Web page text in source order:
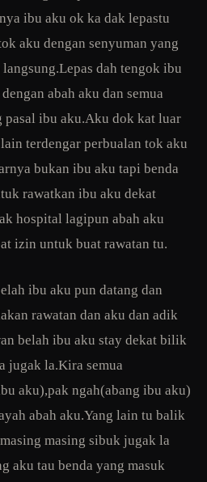
ibu aku ok ka dak lepastu
aku dengan senyuman yang
dah tengok ibu
abah aku dan semua
pasal ibu aku.Aku dok kat luar
terdengar perbualan tok aku
bukan ibu aku tapi benda
rawatkan ibu aku dekat
hospital lagipun abah aku
izin untuk buat rawatan tu.
ibu aku pun datang dan
rawatan dan aku dan adik
belah ibu aku stay dekat bilik
jugak la.Kira semua
aku),pak ngah(abang ibu aku)
abah aku.Yang lain tu balik
masing sibuk jugak la
aku tau benda yang masuk